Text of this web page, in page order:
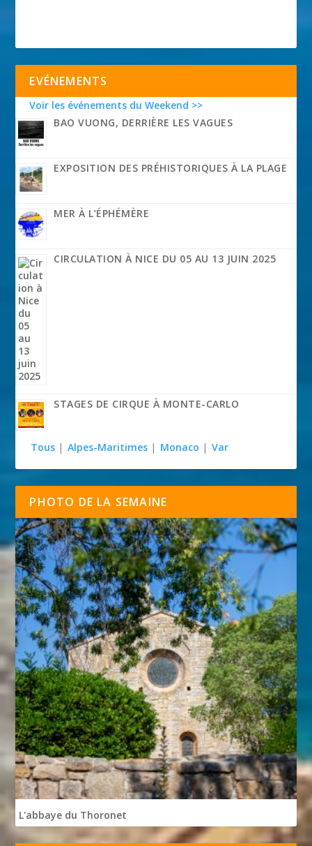
EVÉNEMENTS
Voir les événements du Weekend >>
BAO VUONG, DERRIÈRE LES VAGUES
EXPOSITION DES PRÉHISTORIQUES À LA PLAGE
MER À L’ÉPHÉMÈRE
CIRCULATION À NICE DU 05 AU 13 JUIN 2025
STAGES DE CIRQUE À MONTE-CARLO
Tous | Alpes-Maritimes | Monaco | Var
PHOTO DE LA SEMAINE
L'abbaye du Thoronet